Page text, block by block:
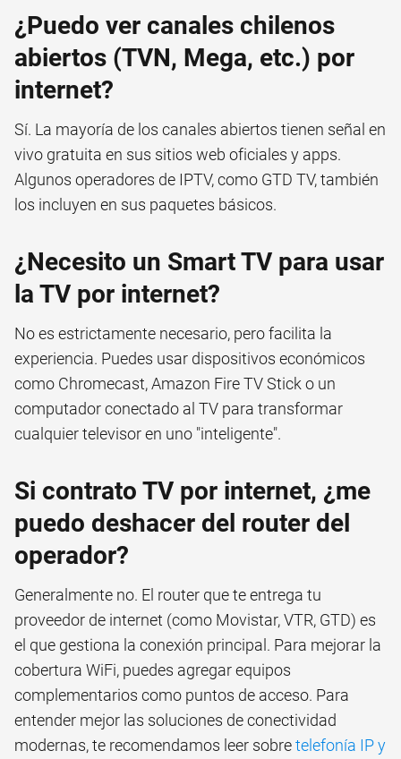
¿Puedo ver canales chilenos
abiertos (TVN, Mega, etc.) por
internet?
Sí. La mayoría de los canales abiertos tienen señal en
vivo gratuita en sus sitios web oficiales y apps.
Algunos operadores de IPTV, como GTD TV, también
los incluyen en sus paquetes básicos.
¿Necesito un Smart TV para usar
la TV por internet?
No es estrictamente necesario, pero facilita la
experiencia. Puedes usar dispositivos económicos
como Chromecast, Amazon Fire TV Stick o un
computador conectado al TV para transformar
cualquier televisor en uno "inteligente".
Si contrato TV por internet, ¿me
puedo deshacer del router del
operador?
Generalmente no. El router que te entrega tu
proveedor de internet (como Movistar, VTR, GTD) es
el que gestiona la conexión principal. Para mejorar la
cobertura WiFi, puedes agregar equipos
complementarios como puntos de acceso. Para
entender mejor las soluciones de conectividad
modernas, te recomendamos leer sobretelefonía IP y